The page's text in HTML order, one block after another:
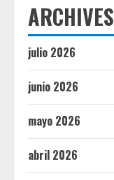
ARCHIVES
julio 2026
junio 2026
mayo 2026
abril 2026